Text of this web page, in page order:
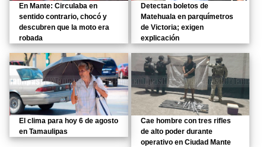
En Mante: Circulaba en
sentido contrario, chocó y
descubren que la moto era
robada
Detectan boletos de
Matehuala en parquímetros
de Victoria; exigen
explicación
El clima para hoy 6 de agosto
en Tamaulipas
Cae hombre con tres rifles
de alto poder durante
operativo en Ciudad Mante